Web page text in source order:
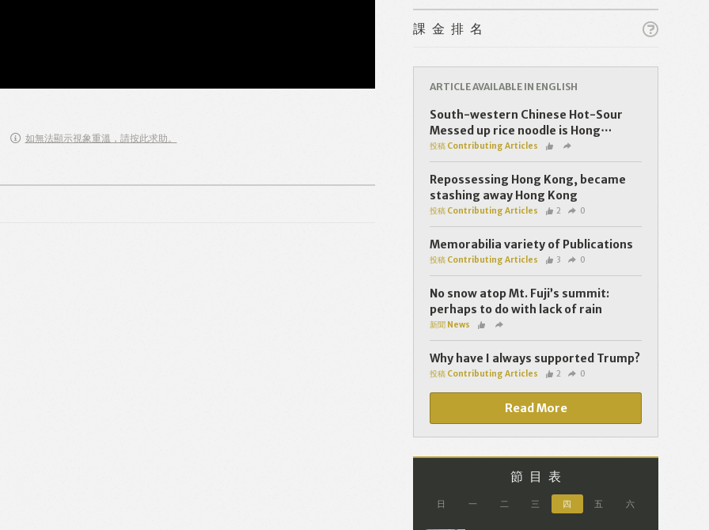
如無法顯示視象重溫，請按此求助。
課金排名
ARTICLE AVAILABLE IN ENGLISH
South-western Chinese Hot-Sour
Messed up rice noodle is Hong⋯
投稿 Contributing Articles
Repossessing Hong Kong, became
stashing away Hong Kong
投稿 Contributing Articles 2 0
Memorabilia variety of Publications
投稿 Contributing Articles 3 0
No snow atop Mt. Fuji’s summit:
perhaps to do with lack of rain
新聞 News
Why have I always supported Trump?
投稿 Contributing Articles 2 0
Read More
節目表
日 一 二 三 四 五 六